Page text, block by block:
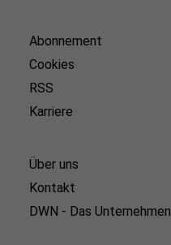
Abonnement
Cookies
RSS
Karriere
Über uns
Kontakt
DWN - Das Unternehmen